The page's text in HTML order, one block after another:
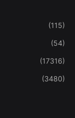
(115)
(54)
(17316)
(3480)